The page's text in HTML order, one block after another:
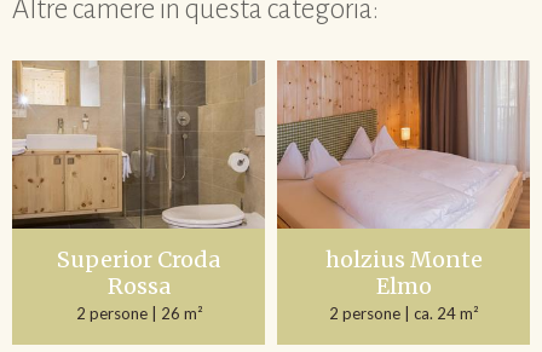
Altre camere in questa categoria:
Superior Croda
Rossa
2 persone | 26 m²
holzius Monte
Elmo
2 persone | ca. 24 m²